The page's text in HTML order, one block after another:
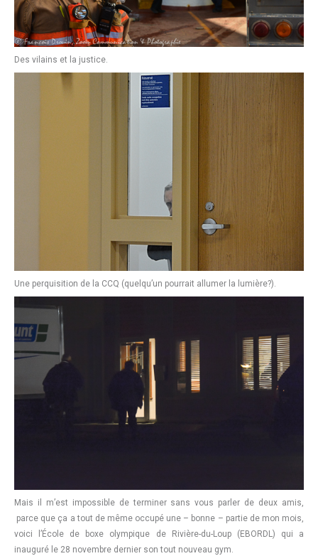
Des vilains et la justice.
Une perquisition de la CCQ (quelqu’un pourrait allumer la lumière?).
Mais il m’est impossible de terminer sans vous parler de deux amis,
parce que ça a tout de même occupé une – bonne – partie de mon mois,
voici l’École de boxe olympique de Rivière-du-Loup (EBORDL) qui a
inauguré le 28 novembre dernier son tout nouveau gym.